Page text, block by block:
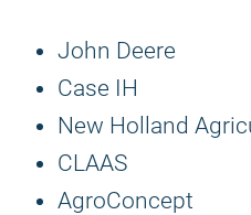
John Deere
Case IH
New Holland
CLAAS
AgroConcept